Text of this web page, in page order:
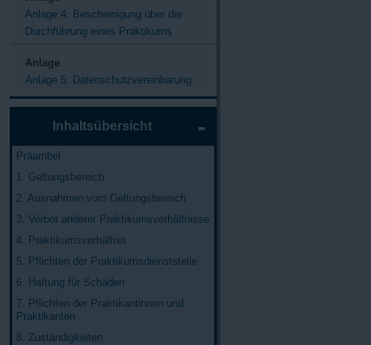
Anlage 4: Bescheinigung über die
Durchführung eines Praktikums
Anlage
Anlage 5: Datenschutzvereinbarung
Inhaltsübersicht
Präambel
1. Geltungsbereich
2. Ausnahmen vom Geltungsbereich
3. Verbot anderer Praktikumsverhältnisse
4. Praktikumsverhältnis
5. Pflichten der Praktikumsdienststelle
6. Haftung für Schäden
7. Pflichten der Praktikantinnen und
Praktikanten
8. Zuständigkeiten